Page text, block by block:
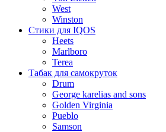
West
Winston
Стики для IQOS
Heets
Marlboro
Terea
Табак для самокруток
Drum
George karelias and sons
Golden Virginia
Pueblo
Samson